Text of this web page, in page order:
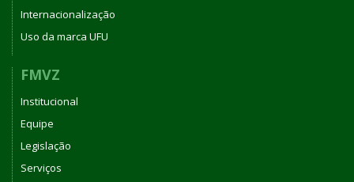
Internacionalização
Uso da marca UFU
FMVZ
Institucional
Equipe
Legislação
Serviços